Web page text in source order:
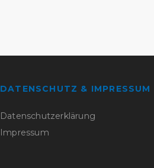
DATENSCHUTZ & IMPRESSUM
Datenschutzerklärung
Impressum